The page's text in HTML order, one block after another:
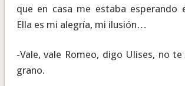
que en casa me estaba esperando
Ella es mi alegría, mi ilusión…
-Vale, vale Romeo, digo Ulises, no te
grano.